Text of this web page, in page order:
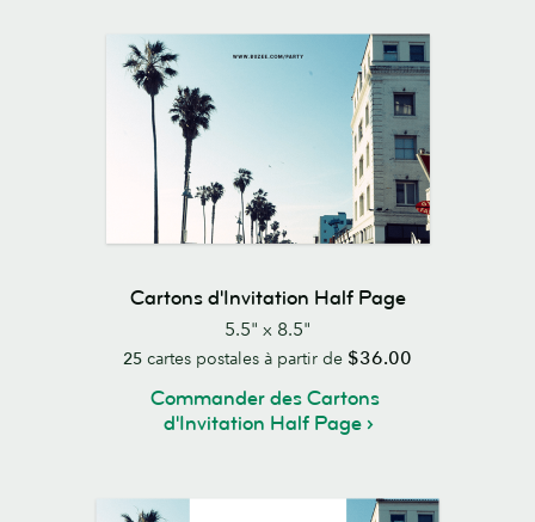
Cartons d'Invitation Half Page
5.5" x 8.5"
25 cartes postales à partir de $36.00
Commander des Cartons
d'Invitation Half Page